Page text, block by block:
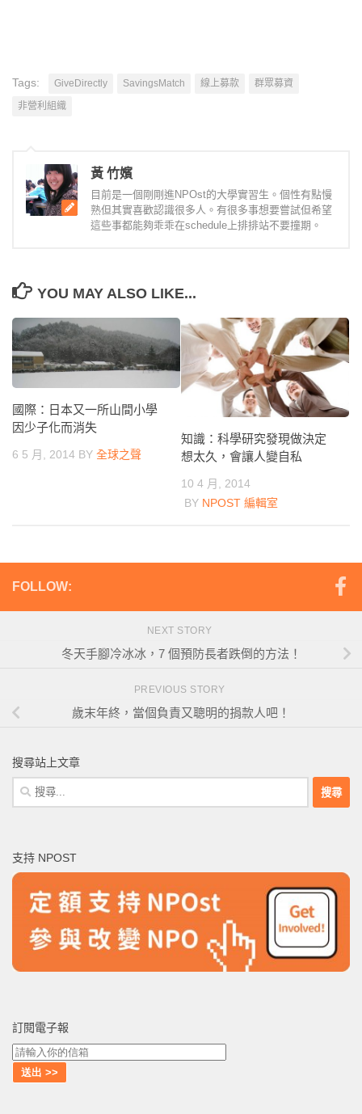
Tags: GiveDirectly SavingsMatch 線上募款
群眾募資
非營利組織
黃 竹嬪
目前是一個剛剛進NPOst的大學實習生。個性有點慢
熟但其實喜歡認識很多人。有很多事想要嘗試但希望
這些事都能夠乖乖在schedule上排排站不要撞期。
YOU MAY ALSO LIKE...
國際：日本又一所山間小學
因少子化而消失
6 5 月, 2014 BY 全球之聲
知識：科學研究發現做決定
想太久，會讓人變自私
10 4 月, 2014
BY NPOST 編輯室
FOLLOW:
NEXT STORY
冬天手腳冷冰冰，7 個預防長者跌倒的方法！
PREVIOUS STORY
歲末年終，當個負責又聰明的捐款人吧！
搜尋站上文章
搜
尋
字:
支持 NPOST
訂閱電子報